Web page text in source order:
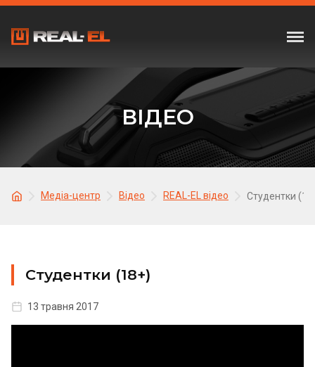
ВІДЕО
Медіа-центр Відео REAL-EL відео Студентки
Студентки (18+)
13 травня 2017